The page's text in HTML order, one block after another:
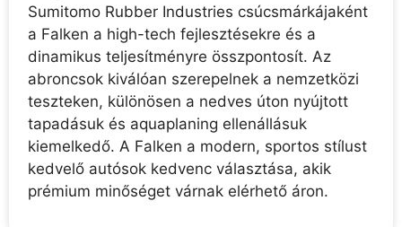
Sumitomo Rubber Industries csúcsmárkájaként
a Falken a high-tech fejlesztésekre és a
dinamikus teljesítményre összpontosít. Az
abroncsok kiválóan szerepelnek a nemzetközi
teszteken, különösen a nedves úton nyújtott
tapadásuk és aquaplaning ellenállásuk
kiemelkedő. A Falken a modern, sportos stílust
kedvelő autósok kedvenc választása, akik
prémium minőséget várnak elérhető áron.